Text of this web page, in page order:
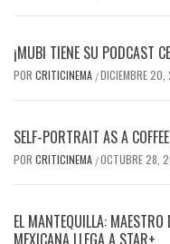
¡MUBI TIENE SU PODCAST
POR CRITICINEMA /DICIEMBRE
SELF-PORTRAIT AS A
POR CRITICINEMA /OCTUBRE 28,
EL MANTEQUILLA: MAESTRO
MEXICANA LLEGA A STAR+